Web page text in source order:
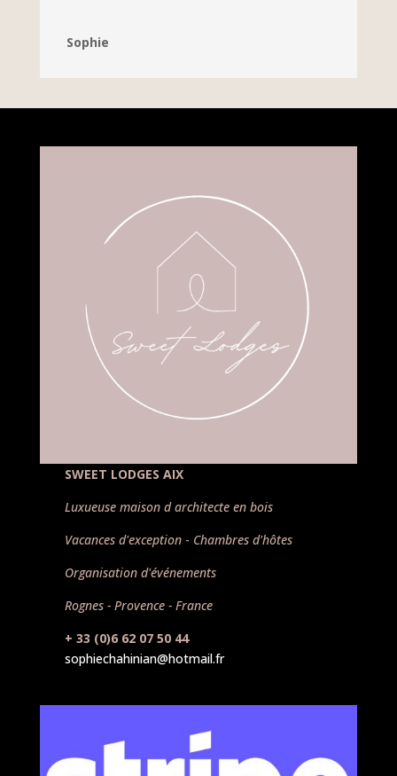
Sophie
SWEET LODGES AIX
Luxueuse maison d architecte en bois
Vacances d'exception - Chambres d'hôtes
Organisation d'événements
Rognes - Provence - France
+ 33 (0)6 62 07 50 44
sophiechahinian@hotmail.fr